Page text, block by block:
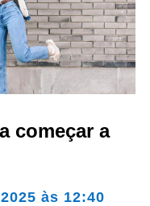
começar a
às 12:40